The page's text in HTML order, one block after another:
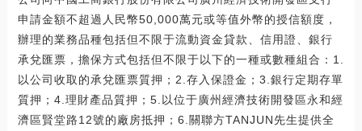
申請金額不超過人民幣50,000萬元或等值外幣的授信額度，
辦理的業務品種包括但不限于流動資金貸款、信用證、銀行
承兌匯票，擔保方式包括但不限于以下的一種或數種組合：1.
以公司收取的承兌匯票質押；2.存入保證金；3.銀行定期存單
質押；4.理財產品質押；5.以位于廣州經濟技術開發區永和經
濟區賢堂路12號的廠房抵押；6.關聯方TANJUN先生提供全